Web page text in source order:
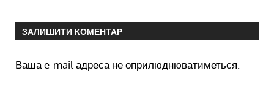
ЗАЛИШИТИ КОМЕНТАР
Ваша e-mail адреса не оприлюднюватиметься.